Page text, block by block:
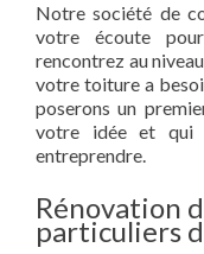
Notre société de
votre écoute
rencontrez au
votre toiture a
poserons un
votre idée et qui
entreprendre.
Rénovation
particuliers